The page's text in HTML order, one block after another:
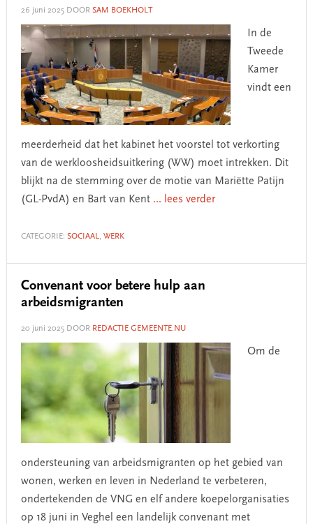
26 juni 2025DOOR SAM BOEKHOLT
In de
Tweede
Kamer
vindt een
meerderheid dat het kabinet het voorstel tot verkorting
van de werkloosheidsuitkering (WW) moet intrekken. Dit
blijkt na de stemming over de motie van Mariëtte Patijn
(GL-PvdA) en Bart van Kent ... lees verder
CATEGORIE: SOCIAAL, WERK
Convenant voor betere hulp aan
arbeidsmigranten
20 juni 2025DOOR REDACTIE GEMEENTE.NU
Om de
ondersteuning van arbeidsmigranten op het gebied van
wonen, werken en leven in Nederland te verbeteren,
ondertekenden de VNG en elf andere koepelorganisaties
op 18 juni in Veghel een landelijk convenant met